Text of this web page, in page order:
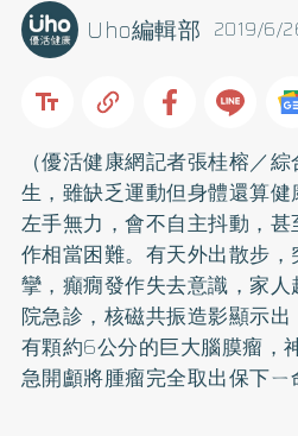
2019/6/
Uho編輯部
（優活健康網記者張桂榕／
生，雖缺乏運動但身體還算
左手無力，會不自主抖動，
作相當困難。有天外出散步
攣，癲癇發作失去意識，家
院急診，核磁共振造影顯示出
有顆約6公分的巨大腦膜瘤，
急開顱將腫瘤完全取出保下ㄧ